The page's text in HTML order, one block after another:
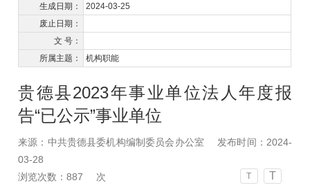
生成日期：
2024-03-25
废止日期：
文 号：
所属主题：
机构职能
贵德县2023年事业单位法人年度报
告“已公示”事业单位
来源：中共贵德县委机构编制委员会办公室
发布时间：2024-
03-28
浏览次数：887 次 T T